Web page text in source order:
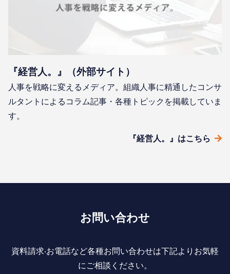
『経営人。』（外部サイト）
人事を戦略に変えるメディア。組織人事に精通したコンサ
ルタントによるコラム記事・各種トピックを掲載していま
す。
『経営人。』はこちら
お問い合わせ
資料請求‧お電話など各種お問い合わせは下記よりお気軽
にご相談ください。